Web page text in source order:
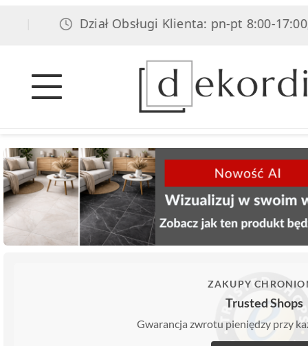
Dział Obsługi Klienta: pn-pt 8:00-17:00,
ZAKUPY
Trusted Shops
Gwarancja zwrotu pieniędzy przy